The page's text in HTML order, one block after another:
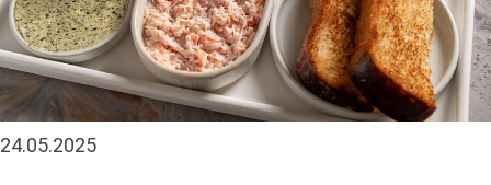
24.05.2025